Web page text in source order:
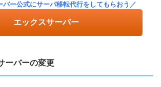
バー公式にサーバ移転代行をしてもらおう／
エックスサーバー
ーバーの変更